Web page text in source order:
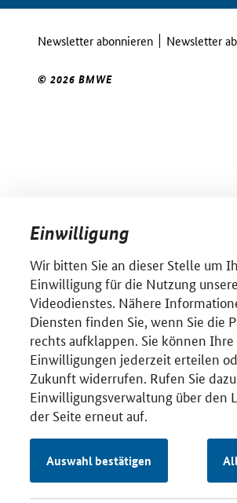
Newsletter abonnieren Newsletter
© 2026 BMWE
Einwilligung
Wir bitten Sie an dieser Stelle um
Einwilligung für die Nutzung
Videodienstes. Nähere
Diensten finden Sie, wenn Sie die
rechts aufklappen. Sie können Ihre
Einwilligungen jederzeit erteilen
Zukunft widerrufen. Rufen Sie
Einwilligungsverwaltung über den
der Seite erneut auf.
Auswahl bestätigen